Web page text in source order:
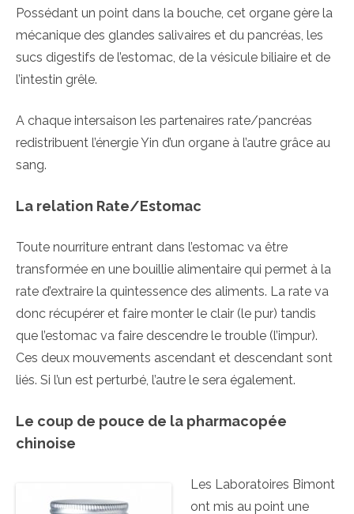
Possédant un point dans la bouche, cet organe gère la
mécanique des glandes salivaires et du pancréas, les
sucs digestifs de l’estomac, de la vésicule biliaire et de
l’intestin grêle.
A chaque intersaison les partenaires rate/pancréas
redistribuent l’énergie Yin d’un organe à l’autre grâce au
sang.
La relation Rate/Estomac
Toute nourriture entrant dans l’estomac va être
transformée en une bouillie alimentaire qui permet à la
rate d’extraire la quintessence des aliments. La rate va
donc récupérer et faire monter le clair (le pur) tandis
que l’estomac va faire descendre le trouble (l’impur).
Ces deux mouvements ascendant et descendant sont
liés. Si l’un est perturbé, l’autre le sera également.
Le coup de pouce de la pharmacopée
chinoise
Les Laboratoires Bimont
ont mis au point une